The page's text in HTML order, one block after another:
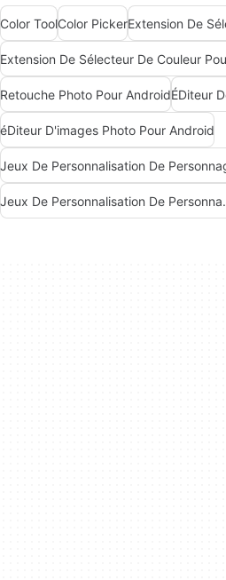
Color ToolColor PickerExtension De
Retouche Photo Pour AndroidÉDiteur
éDiteur D'images Photo Pour Android
Jeux De Personnalisation De
Jeux De